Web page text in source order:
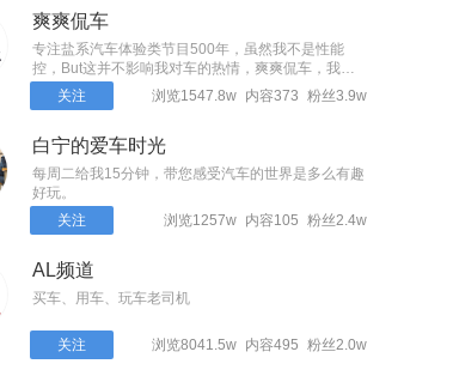
爽爽侃车
专注盐系汽车体验类节目500年，虽然我不是性能
控，But这并不影响我对车的热情，爽爽侃车，我是
温爽～
关注 粉丝3.9w
内容373
浏览1547.8w
白宁的爱车时光
每周二给我15分钟，带您感受汽车的世界是多么有趣
好玩。
关注
粉丝2.4w
内容105
浏览1257w
AL频道
买车、用车、玩车老司机
关注 粉丝2.0w
内容495
浏览8041.5w